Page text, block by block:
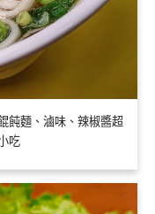
飩麵、滷味、辣椒醬超
吃